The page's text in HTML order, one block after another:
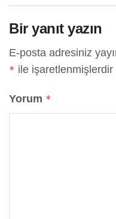
Bir yanıt yazın
E-posta adresiniz
* ile işaretlenmişlerdir
Yorum *